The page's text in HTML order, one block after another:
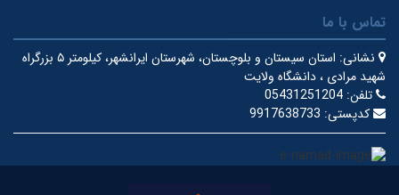
تماس با ما
نشانی:
استان سیستان و بلوچستان، شهرستان ایرانشهر، کیلومتر ۵ بزرگراه
شهید مرادی ، دانشگاه ولایت
تلفن: 05431251204
کدپستی: 9917638733